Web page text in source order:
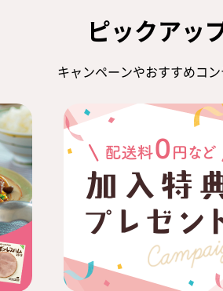
ピックアッ
キャンペーンやおすすめコン